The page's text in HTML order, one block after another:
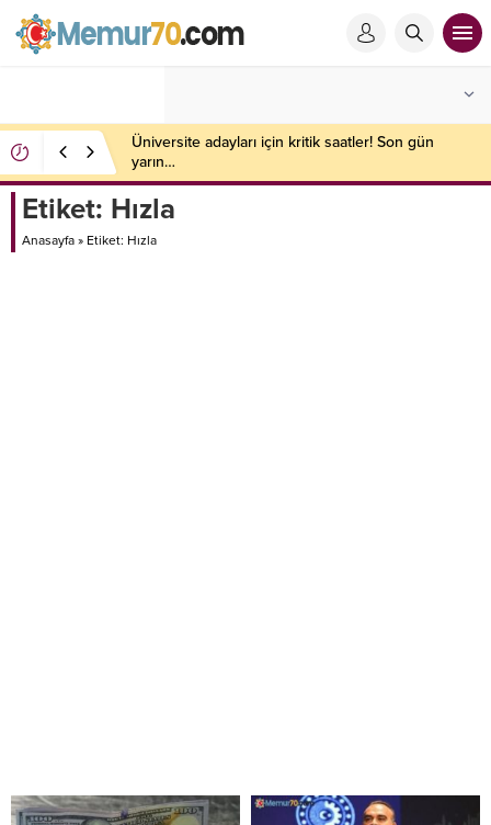
Üniversite adayları için kritik saatler! Son gün
yarın…
Etiket: Hızla
Anasayfa » Etiket: Hızla